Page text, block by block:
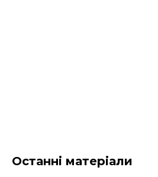
Останні матеріали